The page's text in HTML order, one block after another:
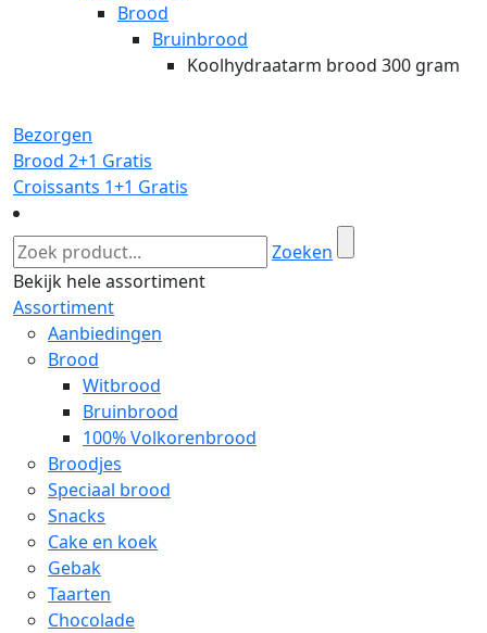
Brood
Bruinbrood
Koolhydraatarm brood 300 gram
Bezorgen
Brood 2+1 Gratis
Croissants 1+1 Gratis
Zoeken
Bekijk hele assortiment
Assortiment
Aanbiedingen
Brood
Witbrood
Bruinbrood
100% Volkorenbrood
Broodjes
Speciaal brood
Snacks
Cake en koek
Gebak
Taarten
Chocolade